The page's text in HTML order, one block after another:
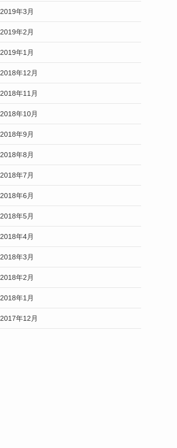
2019年3月
2019年2月
2019年1月
2018年12月
2018年11月
2018年10月
2018年9月
2018年8月
2018年7月
2018年6月
2018年5月
2018年4月
2018年3月
2018年2月
2018年1月
2017年12月